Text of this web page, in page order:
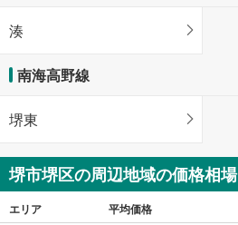
湊
南海高野線
堺東
堺市堺区の周辺地域の価格相場
エリア 平均価格